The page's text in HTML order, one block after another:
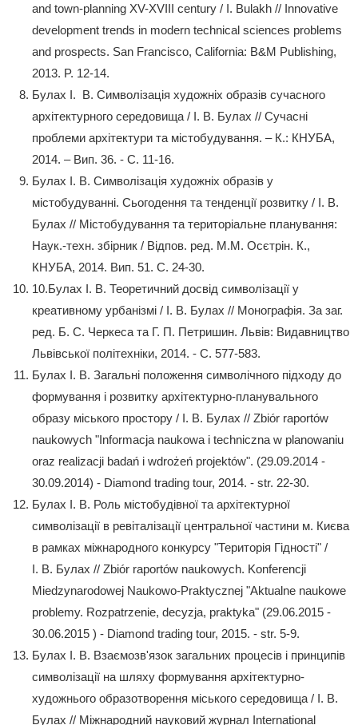
and town-planning XV-XVIII century / I. Bulakh // Innovative
development trends in modern technical sciences problems
and prospects. San Francisco, California: B&M Publishing,
2013. P. 12-14.
Булах І. В. Символізація художніх образів сучасного
архітектурного середовища / І. В. Булах // Сучасні
проблеми архітектури та містобудування. – К.: КНУБА,
2014. – Вип. 36. - С. 11-16.
Булах І. В. Символізація художніх образів у
містобудуванні. Сьогодення та тенденції розвитку / І. В.
Булах // Містобудування та територіальне планування:
Наук.-техн. збірник / Відпов. ред. М.М. Осєтрін. К.,
КНУБА, 2014. Вип. 51. С. 24-30.
10.Булах І. В. Теоретичний досвід символізації у
креативному урбанізмі / І. В. Булах // Монографія. За заг.
ред. Б. С. Черкеса та Г. П. Петришин. Львів: Видавництво
Львівської політехніки, 2014. - С. 577-583.
Булах І. В. Загальні положення символічного підходу до
формування і розвитку архітектурно-планувального
образу міського простору / І. В. Булах // Zbiór raportów
naukowych "Informacja naukowa i techniczna w planowaniu
oraz realizacji badań i wdrożeń projektów". (29.09.2014 -
30.09.2014) - Diamond trading tour, 2014. - str. 22-30.
Булах І. В. Роль містобудівної та архітектурної
символізації в ревіталізації центральної частини м. Києва
в рамках міжнародного конкурсу "Територія Гідності" /
І. В. Булах // Zbiór raportów naukowych. Konferencji
Miedzynarodowej Naukowo-Praktycznej "Aktualne naukowe
problemy. Rozpatrzenie, decyzja, praktyka" (29.06.2015 -
30.06.2015 ) - Diamond trading tour, 2015. - str. 5-9.
Булах І. В. Взаємозв'язок загальних процесів і принципів
символізації на шляху формування архітектурно-
художнього образотворення міського середовища / І. В.
Булах // Міжнародний науковий журнал International